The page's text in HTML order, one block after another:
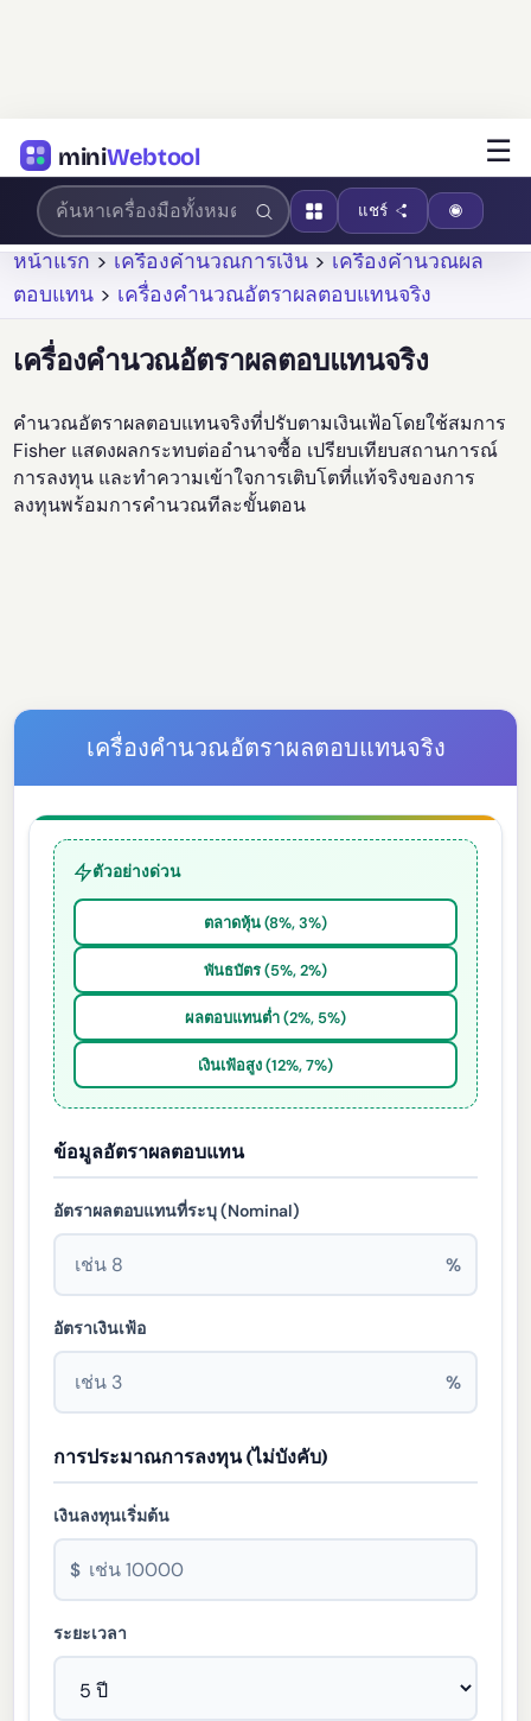
miniWebtool ☰
แชร์
หน้าแรก > เครื่องคำนวณการเงิน > เครื่องคำนวณผล
ตอบแทน > เครื่องคำนวณอัตราผลตอบแทนจริง
เครื่องคำนวณอัตราผลตอบแทนจริง
คำนวณอัตราผลตอบแทนจริงที่ปรับตามเงินเฟ้อโดยใช้สมการ
Fisher แสดงผลกระทบต่ออำนาจซื้อ เปรียบเทียบสถานการณ์
การลงทุน และทำความเข้าใจการเติบโตที่แท้จริงของการ
ลงทุนพร้อมการคำนวณทีละขั้นตอน
เครื่องคำนวณอัตราผลตอบแทนจริง
ตัวอย่างด่วน
ตลาดหุ้น (8%, 3%)
พันธบัตร (5%, 2%)
ผลตอบแทนต่ำ (2%, 5%)
เงินเฟ้อสูง (12%, 7%)
ข้อมูลอัตราผลตอบแทน
อัตราผลตอบแทนที่ระบุ (Nominal)
%
อัตราเงินเฟ้อ
%
การประมาณการลงทุน (ไม่บังคับ)
เงินลงทุนเริ่มต้น
$
ระยะเวลา